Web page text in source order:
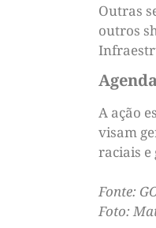
Outras
outros
A ação
visam
raciais
Fonte:
Foto: